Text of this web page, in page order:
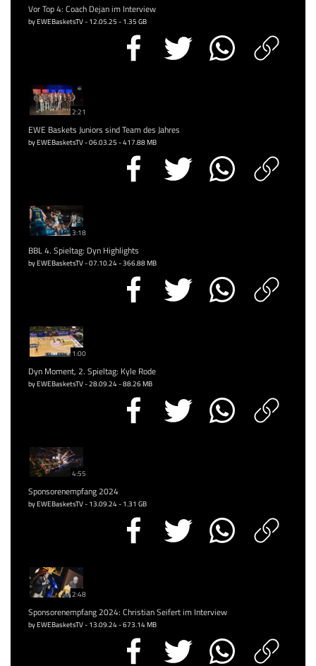
Vor Top 4: Coach Dejan im Interview
by EWEBasketsTV - 12.05.25 - 1.35 GB
2:21
EWE Baskets Juniors sind Team des Jahres
by EWEBasketsTV - 06.03.25 - 417.88 MB
3:18
BBL 4. Spieltag: Dyn Highlights
by EWEBasketsTV - 07.10.24 - 366.88 MB
1:00
Dyn Moment, 2. Spieltag: Kyle Rode
by EWEBasketsTV - 28.09.24 - 88.26 MB
4:55
Sponsorenempfang 2024
by EWEBasketsTV - 13.09.24 - 1.31 GB
2:48
Sponsorenempfang 2024: Christian Seifert im Interview
by EWEBasketsTV - 13.09.24 - 673.14 MB